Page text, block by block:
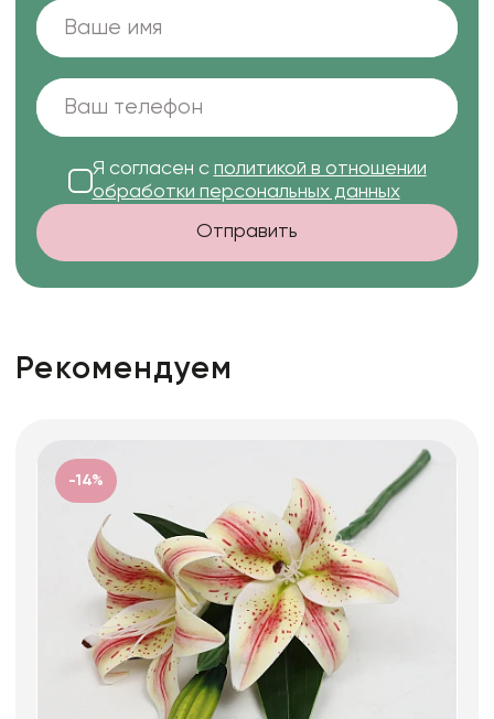
Я согласен с политикой в отношении
обработки персональных данных
Отправить
Рекомендуем
-14%